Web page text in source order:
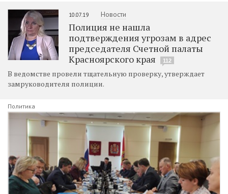
10.07.19 Новости
Полиция не нашла
подтверждения угрозам в адрес
председателя Счетной палаты
Красноярского края
112
В ведомстве провели тщательную проверку, утверждает
замруководителя полиции.
Политика